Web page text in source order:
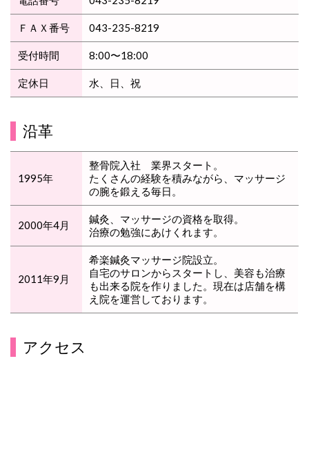
ＦＡＸ番号 043-235-8219
受付時間 8:00〜18:00
定休日 水、日、祝
沿革
1995年
整骨院入社 業界スタート。
たくさんの経験を積みながら、マッサージ
の腕を鍛える毎日。
2000年4月
鍼灸、マッサージの資格を取得。
治療の勉強にあけくれます。
2011年9月
希楽鍼灸マッサージ院設立。
自宅のサロンからスタートし、美容も治療
も出来る院を作りました。現在は店舗を構
え院を運営しております。
アクセス